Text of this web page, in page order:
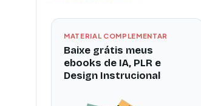
MATERIAL COMPLEMENTAR
Baixe grátis meus
ebooks de IA, PLR e
Design Instrucional